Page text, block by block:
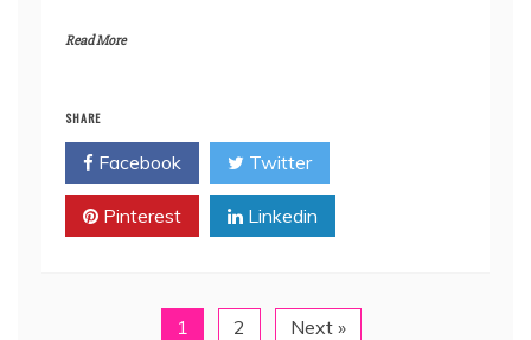
Read More
SHARE
Facebook Twitter
Pinterest Linkedin
1 2 Next »